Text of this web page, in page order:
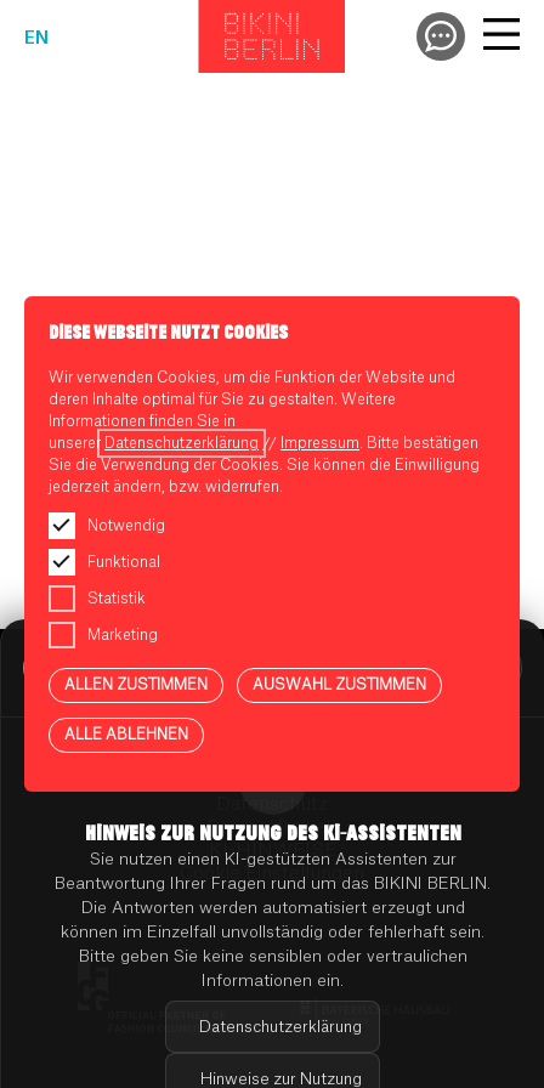
EN
BIKINI BERLIN Assistent
Online
HINWEIS ZUR NUTZUNG DES KI-ASSISTENTEN
Sie nutzen einen KI-gestützten Assistenten zur
Beantwortung Ihrer Fragen rund um das BIKINI BERLIN.
Die Antworten werden automatisiert erzeugt und
können im Einzelfall unvollständig oder fehlerhaft sein.
Bitte geben Sie keine sensiblen oder vertraulichen
Informationen ein.
Datenschutzerklärung
Hinweise zur Nutzung
DIESE WEBSEITE NUTZT COOKIES
Wir verwenden Cookies, um die Funktion der Website und
deren Inhalte optimal für Sie zu gestalten. Weitere
Informationen finden Sie in
unserer
Datenschutzerklärung // Impressum . Bitte bestätigen
Sie die Verwendung der Cookies. Sie können die Einwilligung
jederzeit ändern, bzw. widerrufen.
Notwendig
Funktional
Statistik
Marketing
ALLEN ZUSTIMMEN AUSWAHL ZUSTIMMEN
ALLE ABLEHNEN
Presse
Barrierefreiheit
KI-HINWEISE
Cookie Einstellungen